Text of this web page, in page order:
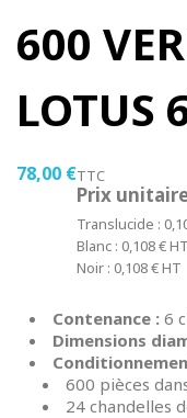
600
LOTUS
78,00 €TTC
Prix
Translucide :
Blanc : 0,108 € HT
Noir : 0,108 € HT
Contenance : 6
Dimensions
600 pièces
24 chandelles